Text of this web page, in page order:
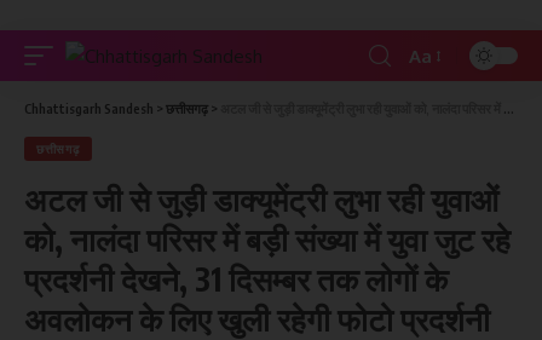
Aa
Chhattisgarh Sandesh > छत्तीसगढ़ >
छत्तीसगढ़
अटल जी से जुड़ी डाक्यूमेंट्री लुभा रही युवाओं
को, नालंदा परिसर में बड़ी संख्या में युवा जुट रहे
प्रदर्शनी देखने, 31 दिसम्बर तक लोगों के
अवलोकन के लिए खुली रहेगी फोटो प्रदर्शनी